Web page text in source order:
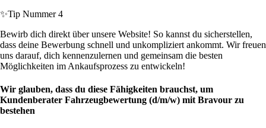
✨Tip Nummer 4
Bewirb dich direkt über unsere Website! So kannst du sicherstellen,
dass deine Bewerbung schnell und unkompliziert ankommt. Wir freuen
uns darauf, dich kennenzulernen und gemeinsam die besten
Möglichkeiten im Ankaufsprozess zu entwickeln!
Wir glauben, dass du diese Fähigkeiten brauchst, um
Kundenberater Fahrzeugbewertung (d/m/w) mit Bravour zu
bestehen